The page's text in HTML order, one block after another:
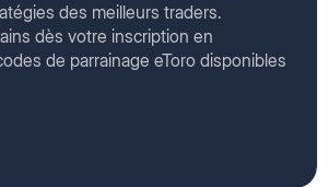
des meilleurs traders.
dès votre inscription en
de parrainage eToro disponibles